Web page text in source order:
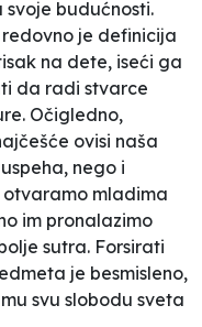
budućnosti.
je definicija
na dete, iseći ga
da radi stvarce
Očigledno,
ovisi naša
nego i
otvaramo mladima
im pronalazimo
sutra. Forsirati
je besmisleno,
svu slobodu sveta